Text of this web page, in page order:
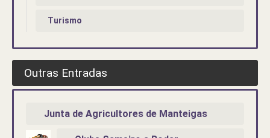
Turismo
Outras Entradas
Junta de Agricultores de Manteigas